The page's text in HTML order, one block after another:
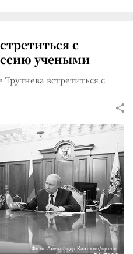
с
учеными
встретиться с
Фото: Александр Казаков/пресс-